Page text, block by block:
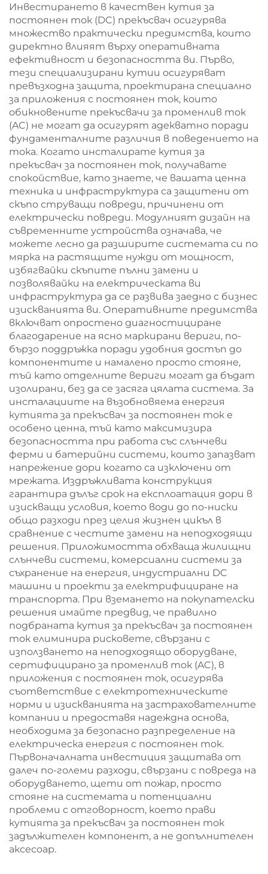
Инвестирането в качествен кутия за
постоянен ток (DC) прекъсвач осигурява
множество практически предимства, които
директно влияят върху оперативната
ефективност и безопасността ви. Първо,
тези специализирани кутии осигуряват
превъзходна защита, проектирана специално
за приложения с постоянен ток, които
обикновените прекъсвачи за променлив ток
(AC) не могат да осигурят адекватно поради
фундаменталните различия в поведението на
тока. Когато инсталирате кутия за
прекъсвач за постоянен ток, получавате
спокойствие, като знаете, че вашата ценна
техника и инфраструктура са защитени от
скъпо струващи повреди, причинени от
електрически повреди. Модулният дизайн на
съвременните устройства означава, че
можете лесно да разширите системата си по
мярка на растящите нужди от мощност,
избягвайки скъпите пълни замени и
позволявайки на електрическата ви
инфраструктура да се развива заедно с бизнес
изискванията ви. Оперативните предимства
включват опростено диагностициране
благодарение на ясно маркирани вериги, по-
бързо поддръжка поради удобния достъп до
компонентите и намалено просто стояне,
тъй като отделните вериги могат да бъдат
изолирани, без да се засяга цялата система. За
инсталациите на възобновяема енергия
кутията за прекъсвач за постоянен ток е
особено ценна, тъй като максимизира
безопасността при работа със слънчеви
ферми и батерийни системи, които запазват
напрежение дори когато са изключени от
мрежата. Издръжливата конструкция
гарантира дълъг срок на експлоатация дори в
изискващи условия, което води до по-ниски
общо разходи през целия жизнен цикъл в
сравнение с честите замени на неподходящи
решения. Приложимостта обхваща жилищни
слънчеви системи, комерсиални системи за
съхранение на енергия, индустриални DC
машини и проекти за електрифициране на
транспорта. При вземането на покупателски
решения имайте предвид, че правилно
подбраната кутия за прекъсвач за постоянен
ток елиминира рисковете, свързани с
използването на неподходящо оборудване,
сертифицирано за променлив ток (AC), в
приложения с постоянен ток, осигурява
съответствие с електротехническите
норми и изискванията на застрахователните
компании и предоставя надеждна основа,
необходима за безопасно разпределение на
електрическа енергия с постоянен ток.
Първоначалната инвестиция защитава от
далеч по-големи разходи, свързани с повреда на
оборудването, щети от пожар, просто
стояне на системата и потенциални
проблеми с отговорност, което прави
кутията за прекъсвач за постоянен ток
задължителен компонент, а не допълнителен
аксесоар.